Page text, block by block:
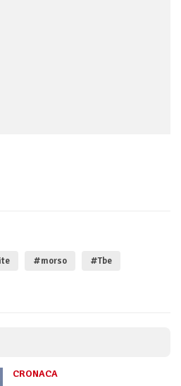
#morso #Tbe
CRONACA